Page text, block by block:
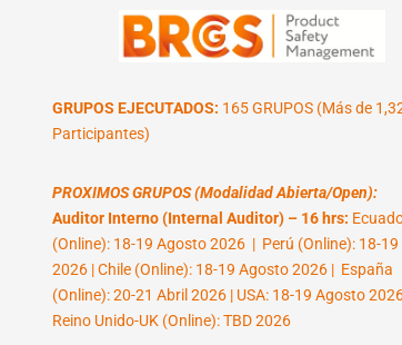
GRUPOS EJECUTADOS: 165 GRUPOS (Más de
Participantes)
PROXIMOS GRUPOS (Modalidad Abierta/Open):
Auditor Interno (Internal Auditor) – 16 hrs:
(Online): 18-19 Agosto 2026 | Perú (Online): 18-
2026 | Chile (Online): 18-19 Agosto 2026 | España
(Online): 20-21 Abril 2026 | USA: 18-19 Agosto
Reino Unido-UK (Online): TBD 2026